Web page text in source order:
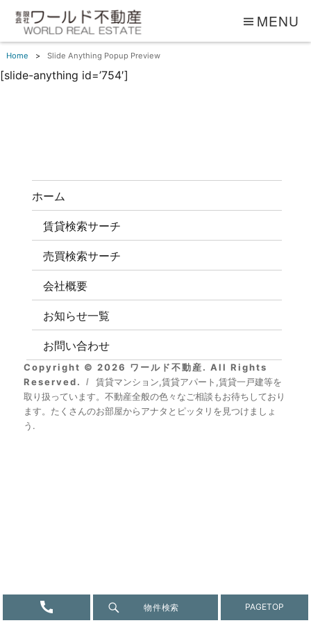
MENU
Home Slide Anything Popup Preview
[slide-anything id=’754′]
物件検索
ホーム
賃貸検索サーチ
売買検索サーチ
会社概要
お知らせ一覧
お問い合わせ
Copyright © 2026 ワールド不動産. All Rights
Reserved.
賃貸マンション,賃貸アパート,賃貸一戸建等を
取り扱っています。不動産全般の色々なご相談もお待ちしており
ます。たくさんのお部屋からアナタとピッタリを見つけましょ
う.
PAGETOP